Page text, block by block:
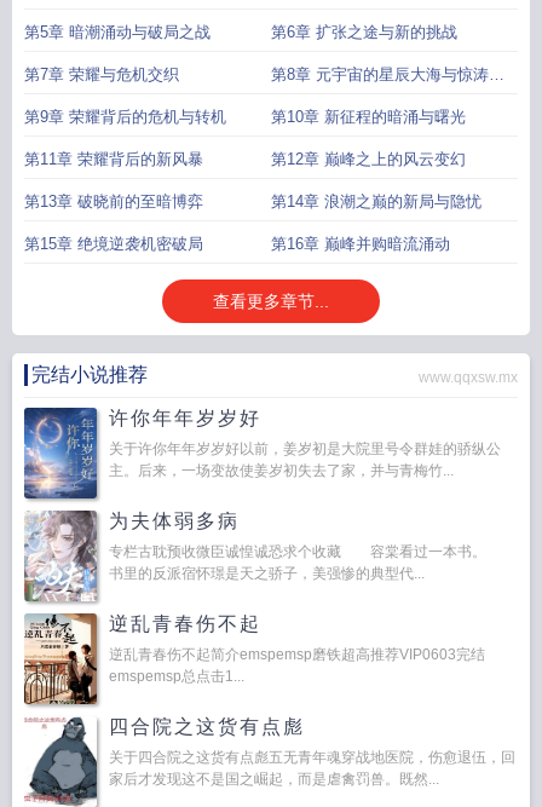
第5章 暗潮涌动与破局之战 第6章 扩张之途与新的挑战
第7章 荣耀与危机交织 第8章 元宇宙的星辰大海与惊涛骇
浪
第9章 荣耀背后的危机与转机 第10章 新征程的暗涌与曙光
第11章 荣耀背后的新风暴 第12章 巅峰之上的风云变幻
第13章 破晓前的至暗博弈 第14章 浪潮之巅的新局与隐忧
第15章 绝境逆袭机密破局 第16章 巅峰并购暗流涌动
查看更多章节...
完结小说推荐 www.qqxsw.mx
许你年年岁岁好
关于许你年年岁岁好以前，姜岁初是大院里号令群娃的骄纵公
主。后来，一场变故使姜岁初失去了家，并与青梅竹...
为夫体弱多病
专栏古耽预收微臣诚惶诚恐求个收藏 容棠看过一本书。
书里的反派宿怀璟是天之骄子，美强惨的典型代...
逆乱青春伤不起
逆乱青春伤不起简介emspemsp磨铁超高推荐VIP0603完结
emspemsp总点击1...
四合院之这货有点彪
关于四合院之这货有点彪五无青年魂穿战地医院，伤愈退伍，回
家后才发现这不是国之崛起，而是虐禽罚兽。既然...